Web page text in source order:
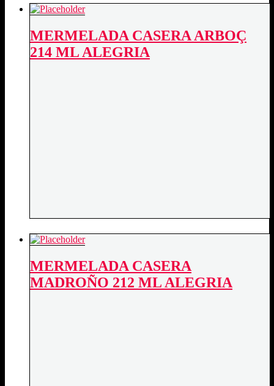
MERMELADA CASERA ARBOÇ
214 ML ALEGRIA
MERMELADA CASERA
MADROÑO 212 ML ALEGRIA